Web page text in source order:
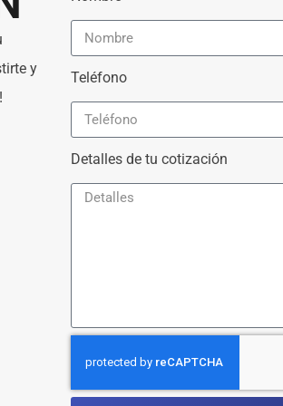
y
Teléfono
Detalles de tu cotización